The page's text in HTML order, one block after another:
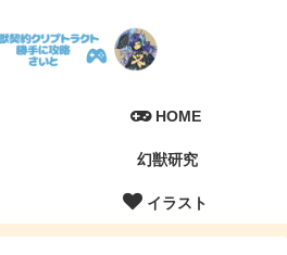
HOME
幻獣研究
イラスト